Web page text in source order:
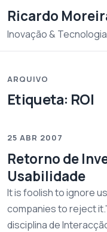
Ricardo
Inovação & Tecnologia
ARQUIVO
Etiqueta: ROI
25 ABR 2007
Retorno de
Usabilidade
It is foolish to ignore
companies to reject
disciplina de